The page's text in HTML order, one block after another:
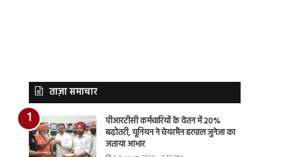
ताज़ा समाचार
पीआरटीसी कर्मचारियों के वेतन में 20%
बढ़ोतरी, यूनियन ने चेयरमैन हरपाल जुनेजा का
जताया आभार